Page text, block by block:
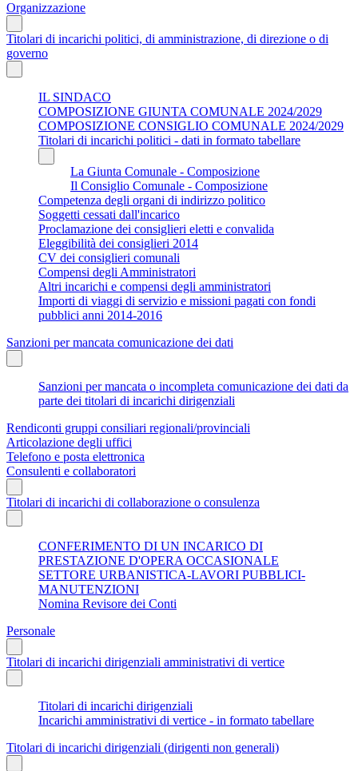
Organizzazione
Titolari di incarichi politici, di amministrazione, di direzione o di
governo
IL SINDACO
COMPOSIZIONE GIUNTA COMUNALE 2024/2029
COMPOSIZIONE CONSIGLIO COMUNALE 2024/2029
Titolari di incarichi politici - dati in formato tabellare
La Giunta Comunale - Composizione
Il Consiglio Comunale - Composizione
Competenza degli organi di indirizzo politico
Soggetti cessati dall'incarico
Proclamazione dei consiglieri eletti e convalida
Eleggibilità dei consiglieri 2014
CV dei consiglieri comunali
Compensi degli Amministratori
Altri incarichi e compensi degli amministratori
Importi di viaggi di servizio e missioni pagati con fondi
pubblici anni 2014-2016
Sanzioni per mancata comunicazione dei dati
Sanzioni per mancata o incompleta comunicazione dei dati da
parte dei titolari di incarichi dirigenziali
Rendiconti gruppi consiliari regionali/provinciali
Articolazione degli uffici
Telefono e posta elettronica
Consulenti e collaboratori
Titolari di incarichi di collaborazione o consulenza
CONFERIMENTO DI UN INCARICO DI
PRESTAZIONE D'OPERA OCCASIONALE
SETTORE URBANISTICA-LAVORI PUBBLICI-
MANUTENZIONI
Nomina Revisore dei Conti
Personale
Titolari di incarichi dirigenziali amministrativi di vertice
Titolari di incarichi dirigenziali
Incarichi amministrativi di vertice - in formato tabellare
Titolari di incarichi dirigenziali (dirigenti non generali)